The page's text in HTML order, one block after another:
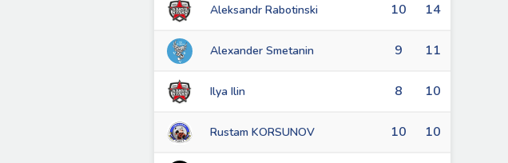
Aleksandr Rabotinski 10 14
Alexander Smetanin 9 11
Ilya Ilin 8 10
Rustam KORSUNOV 10 10